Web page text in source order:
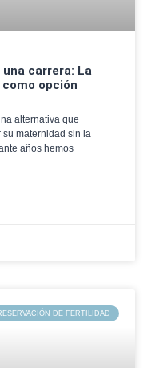
carrera: La
opción
alternativa que
maternidad sin la
años hemos
DE FERTILIDAD